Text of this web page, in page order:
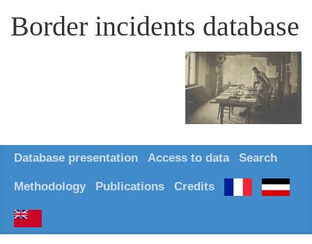
Border incidents database
Database presentation Access to data Search
Methodology Publications Credits